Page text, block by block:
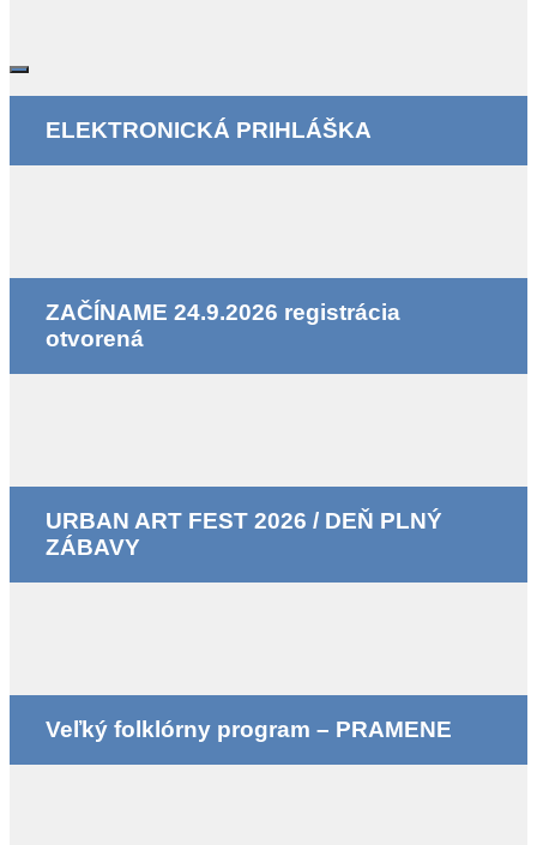
ELEKTRONICKÁ PRIHLÁŠKA
ZAČÍNAME 24.9.2026 registrácia
otvorená
URBAN ART FEST 2026 / DEŇ PLNÝ
ZÁBAVY
Veľký folklórny program – PRAMENE